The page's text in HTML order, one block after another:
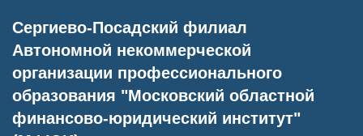
Сергиево-Посадский филиал
Автономной некоммерческой
организации профессионального
образования "Московский областной
финансово-юридический институт"